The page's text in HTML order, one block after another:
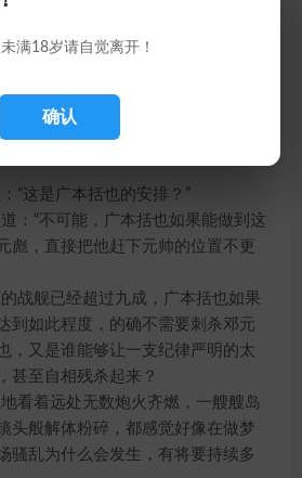
满18岁请自觉离开！
确认
问题，剧烈的爆炸已经将整片星
三人考虑如果忽然启动这个装置的
救生舱中显得过于显眼，容易引起
都乱成一团，自然不会有人注意他
这是广本括也的安排？”
“不可能，广本括也如果能做到这
彪，直接把他赶下元帅的位置不更
舰已经超过九成，广本括也如果
到如此程度，的确不需要刺杀邓元
，又是谁能够让一支纪律严明的太
甚至自相残杀起来？
着远处无数炮火齐燃，一艘艘岛
头般解体粉碎，都感觉好像在做梦
骚乱为什么会发生，有将要持续多